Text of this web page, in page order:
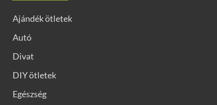
Ajándék ötletek
Autó
Divat
DIY ötletek
Egészség